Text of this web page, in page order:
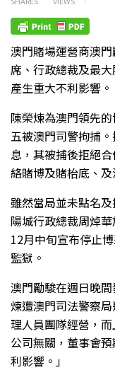
澳門賭場運營商澳
席、行政總裁及最
產生重大不利影響。
陳榮煉為澳門領先
五被澳門司警拘捕
息，其被捕後拒絕
絡賭博及賭枱底、及
雖然當局並未點名
陽城行政總裁周焯
12月中旬宣布停止
監獄。
澳門勵駿在週日晚
煉遭澳門司法警察
理人員團隊經營，
公司無關，董事會
利影響。」